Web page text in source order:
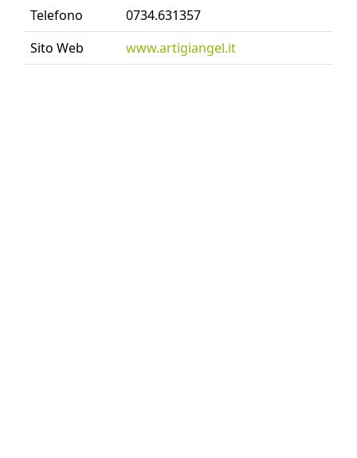
Telefono
0734.631357
Sito Web
www.artigiangel.it